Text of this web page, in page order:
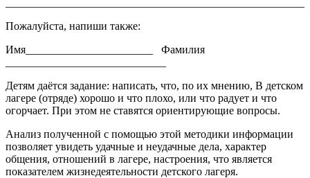
Пожалуйста, напиши также:
Имя_______________________ Фамилия
Детям даётся задание: написать, что, по их мнению, В детском
лагере (отряде) хорошо и что плохо, или что радует и что
огорчает. При этом не ставятся ориентирующие вопросы.
Анализ полученной с помощью этой методики информации
позволяет увидеть удачные и неудачные дела, характер
общения, отношений в лагере, настроения, что является
показателем жизнедеятельности детского лагеря.